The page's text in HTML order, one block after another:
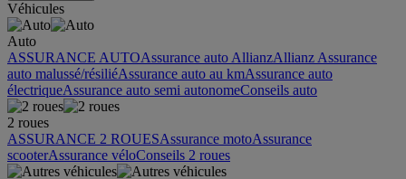
Véhicules
Auto
ASSURANCE AUTOAssurance auto AllianzAllianz Assurance
auto malussé/résiliéAssurance auto au kmAssurance auto
électriqueAssurance auto semi autonomeConseils auto
2 roues
ASSURANCE 2 ROUESAssurance motoAssurance
scooterAssurance véloConseils 2 roues